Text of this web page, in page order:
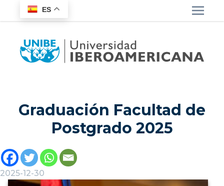
ES
Graduación Facultad de
Postgrado 2025
2025-12-30